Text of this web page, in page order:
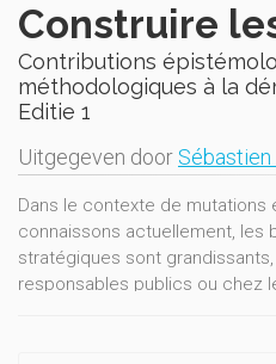
Construire
Contributions
méthodologiques à la
Editie 1
Uitgegeven door Sébastien
Dans le contexte de mutations
connaissons actuellement, les
stratégiques sont
responsables publics ou chez